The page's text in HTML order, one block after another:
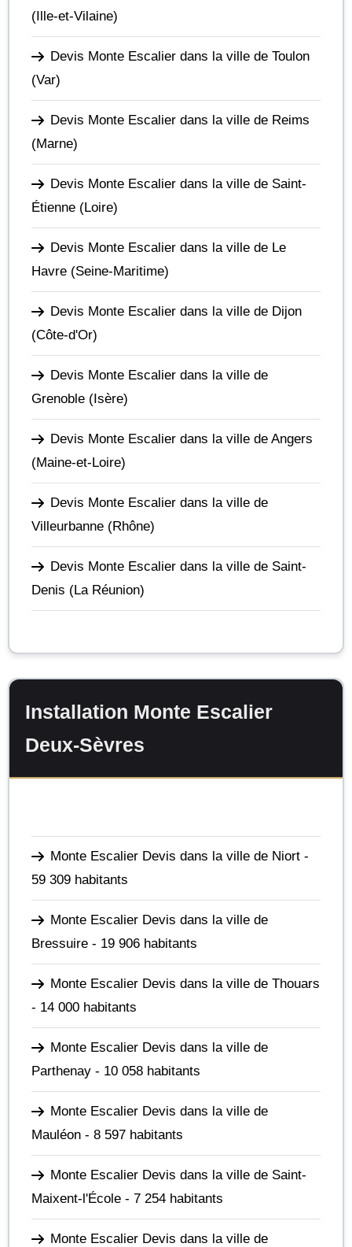
(Ille-et-Vilaine)
Devis Monte Escalier dans la ville de Toulon
(Var)
Devis Monte Escalier dans la ville de Reims
(Marne)
Devis Monte Escalier dans la ville de Saint-
Étienne (Loire)
Devis Monte Escalier dans la ville de Le
Havre (Seine-Maritime)
Devis Monte Escalier dans la ville de Dijon
(Côte-d'Or)
Devis Monte Escalier dans la ville de
Grenoble (Isère)
Devis Monte Escalier dans la ville de Angers
(Maine-et-Loire)
Devis Monte Escalier dans la ville de
Villeurbanne (Rhône)
Devis Monte Escalier dans la ville de Saint-
Denis (La Réunion)
Installation Monte Escalier
Deux-Sèvres
Monte Escalier Devis dans la ville de Niort -
59 309 habitants
Monte Escalier Devis dans la ville de
Bressuire - 19 906 habitants
Monte Escalier Devis dans la ville de Thouars
- 14 000 habitants
Monte Escalier Devis dans la ville de
Parthenay - 10 058 habitants
Monte Escalier Devis dans la ville de
Mauléon - 8 597 habitants
Monte Escalier Devis dans la ville de Saint-
Maixent-l'École - 7 254 habitants
Monte Escalier Devis dans la ville de